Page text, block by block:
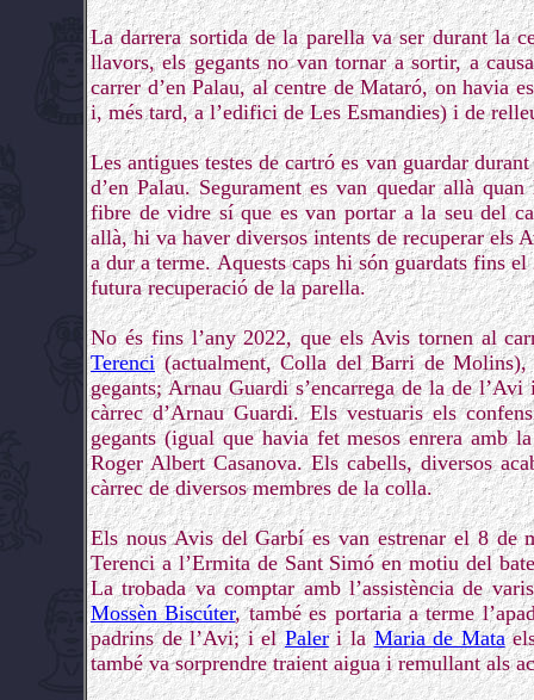
La darrera sortida de la parella va ser durant la
llavors, els gegants no van tornar a sortir, a
carrer d’en Palau, al centre de Mataró, on havia
i, més tard, a l’edifici de Les Esmandies) i de
Les antigues testes de cartró es van guardar
d’en Palau. Segurament es van quedar allà
fibre de vidre sí que es van portar a la seu del
allà, hi va haver diversos intents de recuperar els
a dur a terme. Aquests caps hi són guardats fins
futura recuperació de la parella.
No és fins l’any 2022, que els Avis tornen al
Terenci(actualment, Colla del Barri de Molins),
gegants; Arnau Guardi s’encarrega de la de
càrrec d’Arnau Guardi. Els vestuaris els
gegants (igual que havia fet mesos enrera amb
Roger Albert Casanova. Els cabells, diversos
càrrec de diversos membres de la colla.
Els nous Avis del Garbí es van estrenar el 8 de
Terenci a l’Ermita de Sant Simó en motiu del
La trobada va comptar amb l’assistència de
Mossèn Biscúter, també es portaria a terme
padrins de l’Avi; i elPaleri laMaria de Mata
també va sorprendre traient aigua i remullant als